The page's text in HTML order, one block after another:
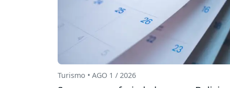
Turismo • AGO 1 / 2026